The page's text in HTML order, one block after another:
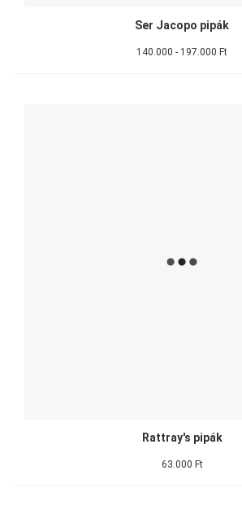
Ser Jacopo pipák
140.000 - 197.000 Ft
Rattray's pipák
63.000 Ft